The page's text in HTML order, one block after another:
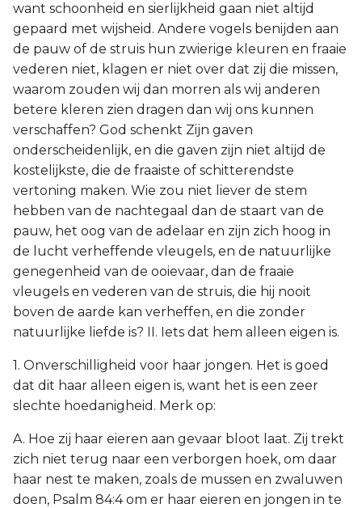
want schoonheid en sierlijkheid gaan niet altijd
gepaard met wijsheid. Andere vogels benijden aan
de pauw of de struis hun zwierige kleuren en fraaie
vederen niet, klagen er niet over dat zij die missen,
waarom zouden wij dan morren als wij anderen
betere kleren zien dragen dan wij ons kunnen
verschaffen? God schenkt Zijn gaven
onderscheidenlijk, en die gaven zijn niet altijd de
kostelijkste, die de fraaiste of schitterendste
vertoning maken. Wie zou niet liever de stem
hebben van de nachtegaal dan de staart van de
pauw, het oog van de adelaar en zijn zich hoog in
de lucht verheffende vleugels, en de natuurlijke
genegenheid van de ooievaar, dan de fraaie
vleugels en vederen van de struis, die hij nooit
boven de aarde kan verheffen, en die zonder
natuurlijke liefde is? II. Iets dat hem alleen eigen is.
1. Onverschilligheid voor haar jongen. Het is goed
dat dit haar alleen eigen is, want het is een zeer
slechte hoedanigheid. Merk op:
A. Hoe zij haar eieren aan gevaar bloot laat. Zij trekt
zich niet terug naar een verborgen hoek, om daar
haar nest te maken, zoals de mussen en zwaluwen
doen, Psalm 84:4 om er haar eieren en jongen in te